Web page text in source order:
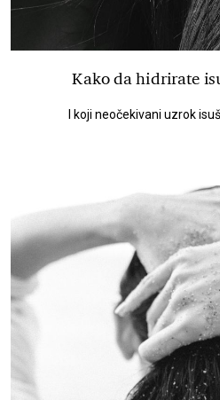
Kako da hidrirate
I koji neočekivani uzrok